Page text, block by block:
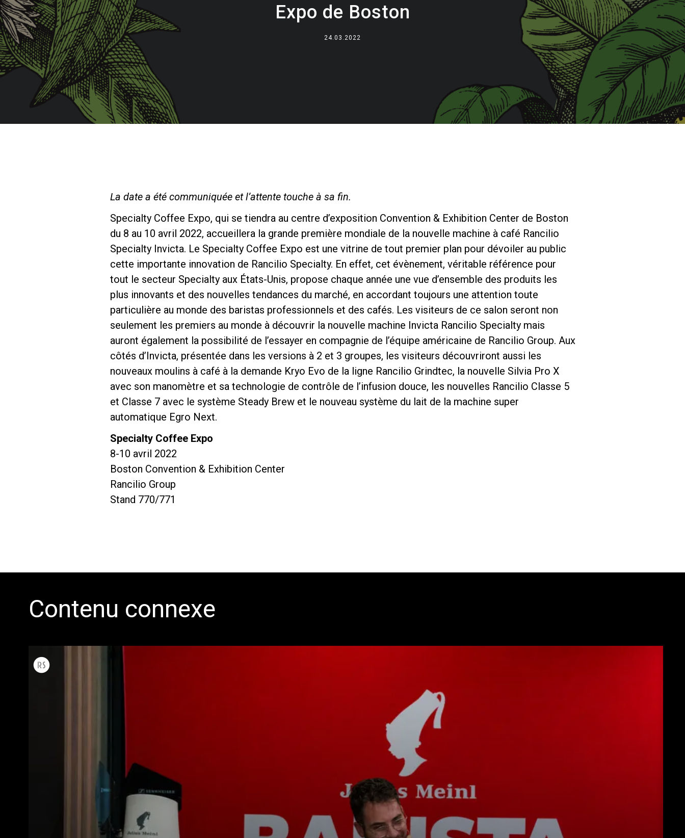
Expo de Boston
24.03.2022
La date a été communiquée et l’attente touche à sa fin.
Specialty Coffee Expo, qui se tiendra au centre d’exposition Convention & Exhibition Center de Boston
du 8 au 10 avril 2022, accueillera la grande première mondiale de la nouvelle machine à café Rancilio
Specialty Invicta. Le Specialty Coffee Expo est une vitrine de tout premier plan pour dévoiler au public
cette importante innovation de Rancilio Specialty. En effet, cet évènement, véritable référence pour
tout le secteur Specialty aux États-Unis, propose chaque année une vue d’ensemble des produits les
plus innovants et des nouvelles tendances du marché, en accordant toujours une attention toute
particulière au monde des baristas professionnels et des cafés. Les visiteurs de ce salon seront non
seulement les premiers au monde à découvrir la nouvelle machine Invicta Rancilio Specialty mais
auront également la possibilité de l’essayer en compagnie de l’équipe américaine de Rancilio Group. Aux
côtés d’Invicta, présentée dans les versions à 2 et 3 groupes, les visiteurs découvriront aussi les
nouveaux moulins à café à la demande Kryo Evo de la ligne Rancilio Grindtec, la nouvelle Silvia Pro X
avec son manomètre et sa technologie de contrôle de l’infusion douce, les nouvelles Rancilio Classe 5
et Classe 7 avec le système Steady Brew et le nouveau système du lait de la machine super
automatique Egro Next.
Specialty Coffee Expo
8-10 avril 2022
Boston Convention & Exhibition Center
Rancilio Group
Stand 770/771
Contenu connexe
Où nous sommes
Travaille avec nous
laboratoires
Durabilité
Politique de confidentialité